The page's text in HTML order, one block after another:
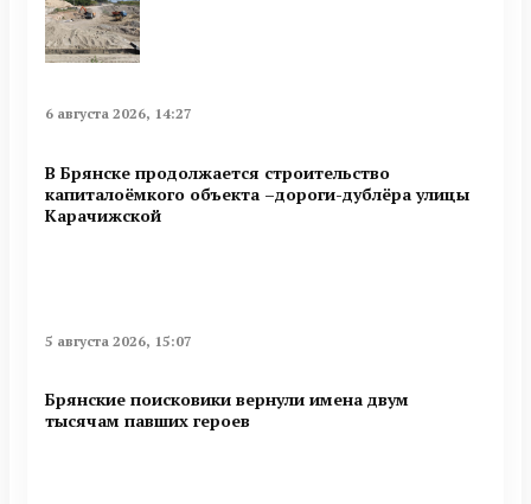
6 августа 2026, 14:27
В Брянске продолжается строительство
капиталоёмкого объекта –дороги-дублёра улицы
Карачижской
5 августа 2026, 15:07
Брянские поисковики вернули имена двум
тысячам павших героев